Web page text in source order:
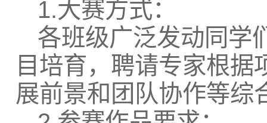
1.大赛方式：
各班级广泛发动同学
目培育，聘请专家根
展前景和团队协作等综